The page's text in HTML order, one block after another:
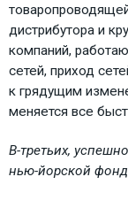
дистрибутора и
компаний,
сетей, приход
к грядущим
меняется все
В-третьих,
нью-йорской